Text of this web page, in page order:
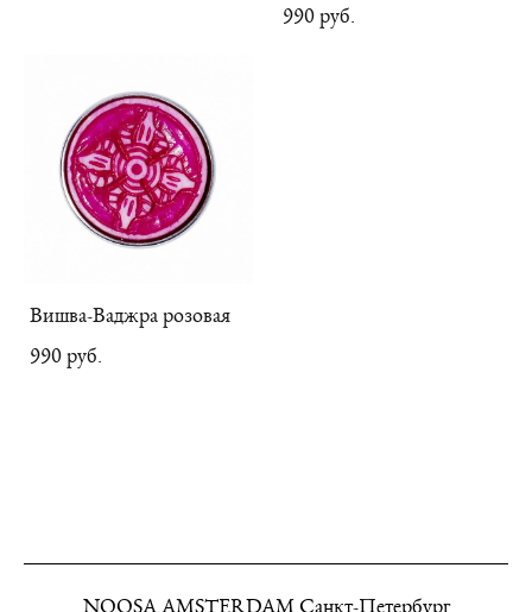
990 pуб.
Вишва-Ваджра розовая
990 pуб.
NOOSA AMSTERDAM Санкт-Петербург